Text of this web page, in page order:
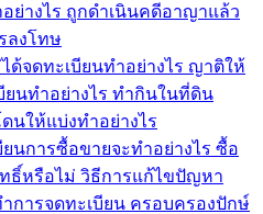
ย่างไร ถูกดำเนินคดีอาญาแล้ว
ลงโทษ
ด้จดทะเบียนทำอย่างไร ญาติให้
นทำอย่างไร ทำกินในที่ดิน
นให้แบ่งทำอย่างไร
นการซื้อขายจะทำอย่างไร ซื้อ
ธิ์หรือไม่ วิธีการแก้ไขปัญหา
ารจดทะเบียน ครอบครองปักษ์